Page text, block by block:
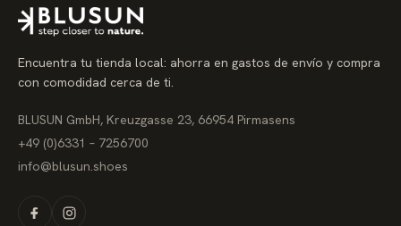
u
l
a
Encuentra tu tienda local: ahorra en gastos de envío y compra
con comodidad cerca de ti.
BLUSUN GmbH, Kreuzgasse 23, 66954 Pirmasens
+49 (0)6331 – 7256700
info@blusun.shoes